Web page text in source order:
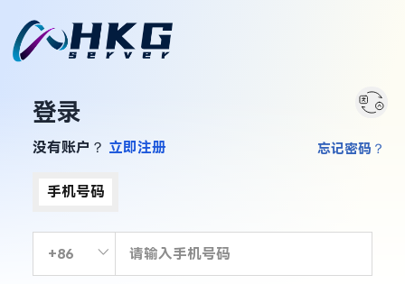
登录
没有账户？ 立即注册
手机号码
忘记密码？